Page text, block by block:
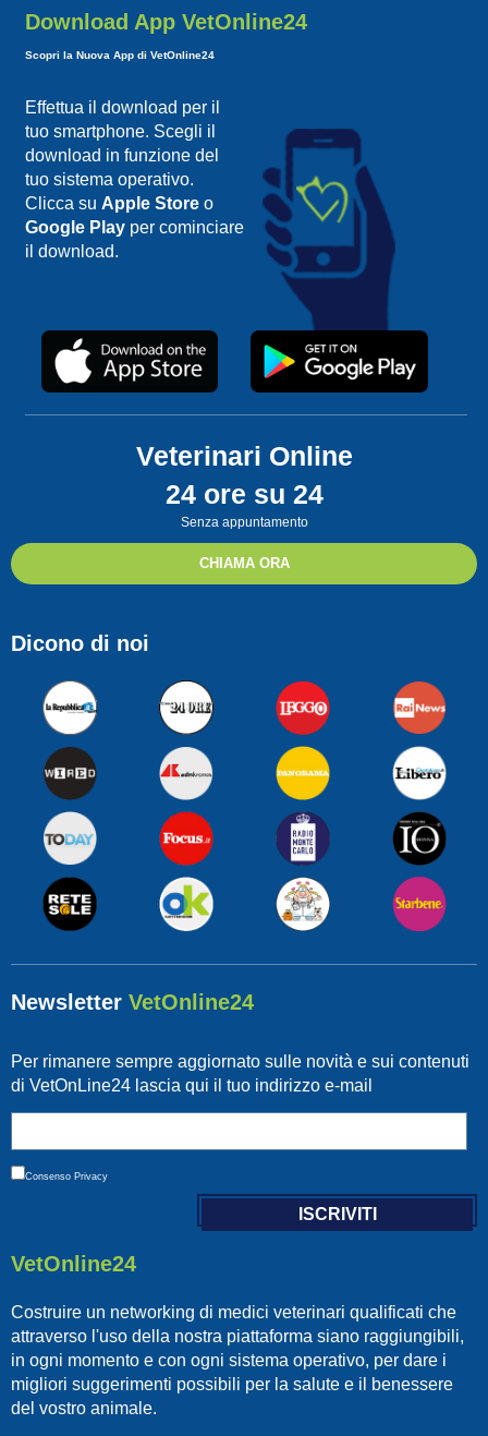
Download App VetOnline24
Scopri la Nuova App di VetOnline24
Effettua il download per il
tuo smartphone. Scegli il
download in funzione del
tuo sistema operativo.
Clicca su Apple Storeo
Google Playper cominciare
il download.
Veterinari Online
24 ore su 24
Senza appuntamento
CHIAMA ORA
Dicono di noi
Newsletter VetOnline24
Per rimanere sempre aggiornato sulle novità e sui contenuti
di VetOnLine24 lascia qui il tuo indirizzo e-mail
Consenso Privacy
VetOnline24
Costruire un networking di medici veterinari qualificati che
attraverso l'uso della nostra piattaforma siano raggiungibili,
in ogni momento e con ogni sistema operativo, per dare i
migliori suggerimenti possibili per la salute e il benessere
del vostro animale.